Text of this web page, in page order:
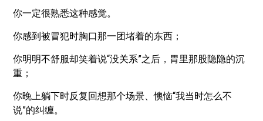
你一定很熟悉这种感觉。
你感到被冒犯时胸口那一团堵着的东西；
你明明不舒服却笑着说“没关系”之后，胃里那股隐隐的沉
重；
你晚上躺下时反复回想那个场景、懊恼“我当时怎么不
说”的纠缠。